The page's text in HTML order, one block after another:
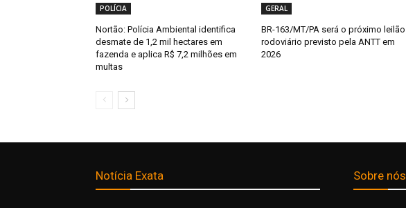
POLÍCIA
Nortão: Polícia Ambiental identifica
desmate de 1,2 mil hectares em
fazenda e aplica R$ 7,2 milhões em
multas
GERAL
BR-163/MT/PA será o próximo leilão
rodoviário previsto pela ANTT em
2026
Notícia Exata Sobre nós